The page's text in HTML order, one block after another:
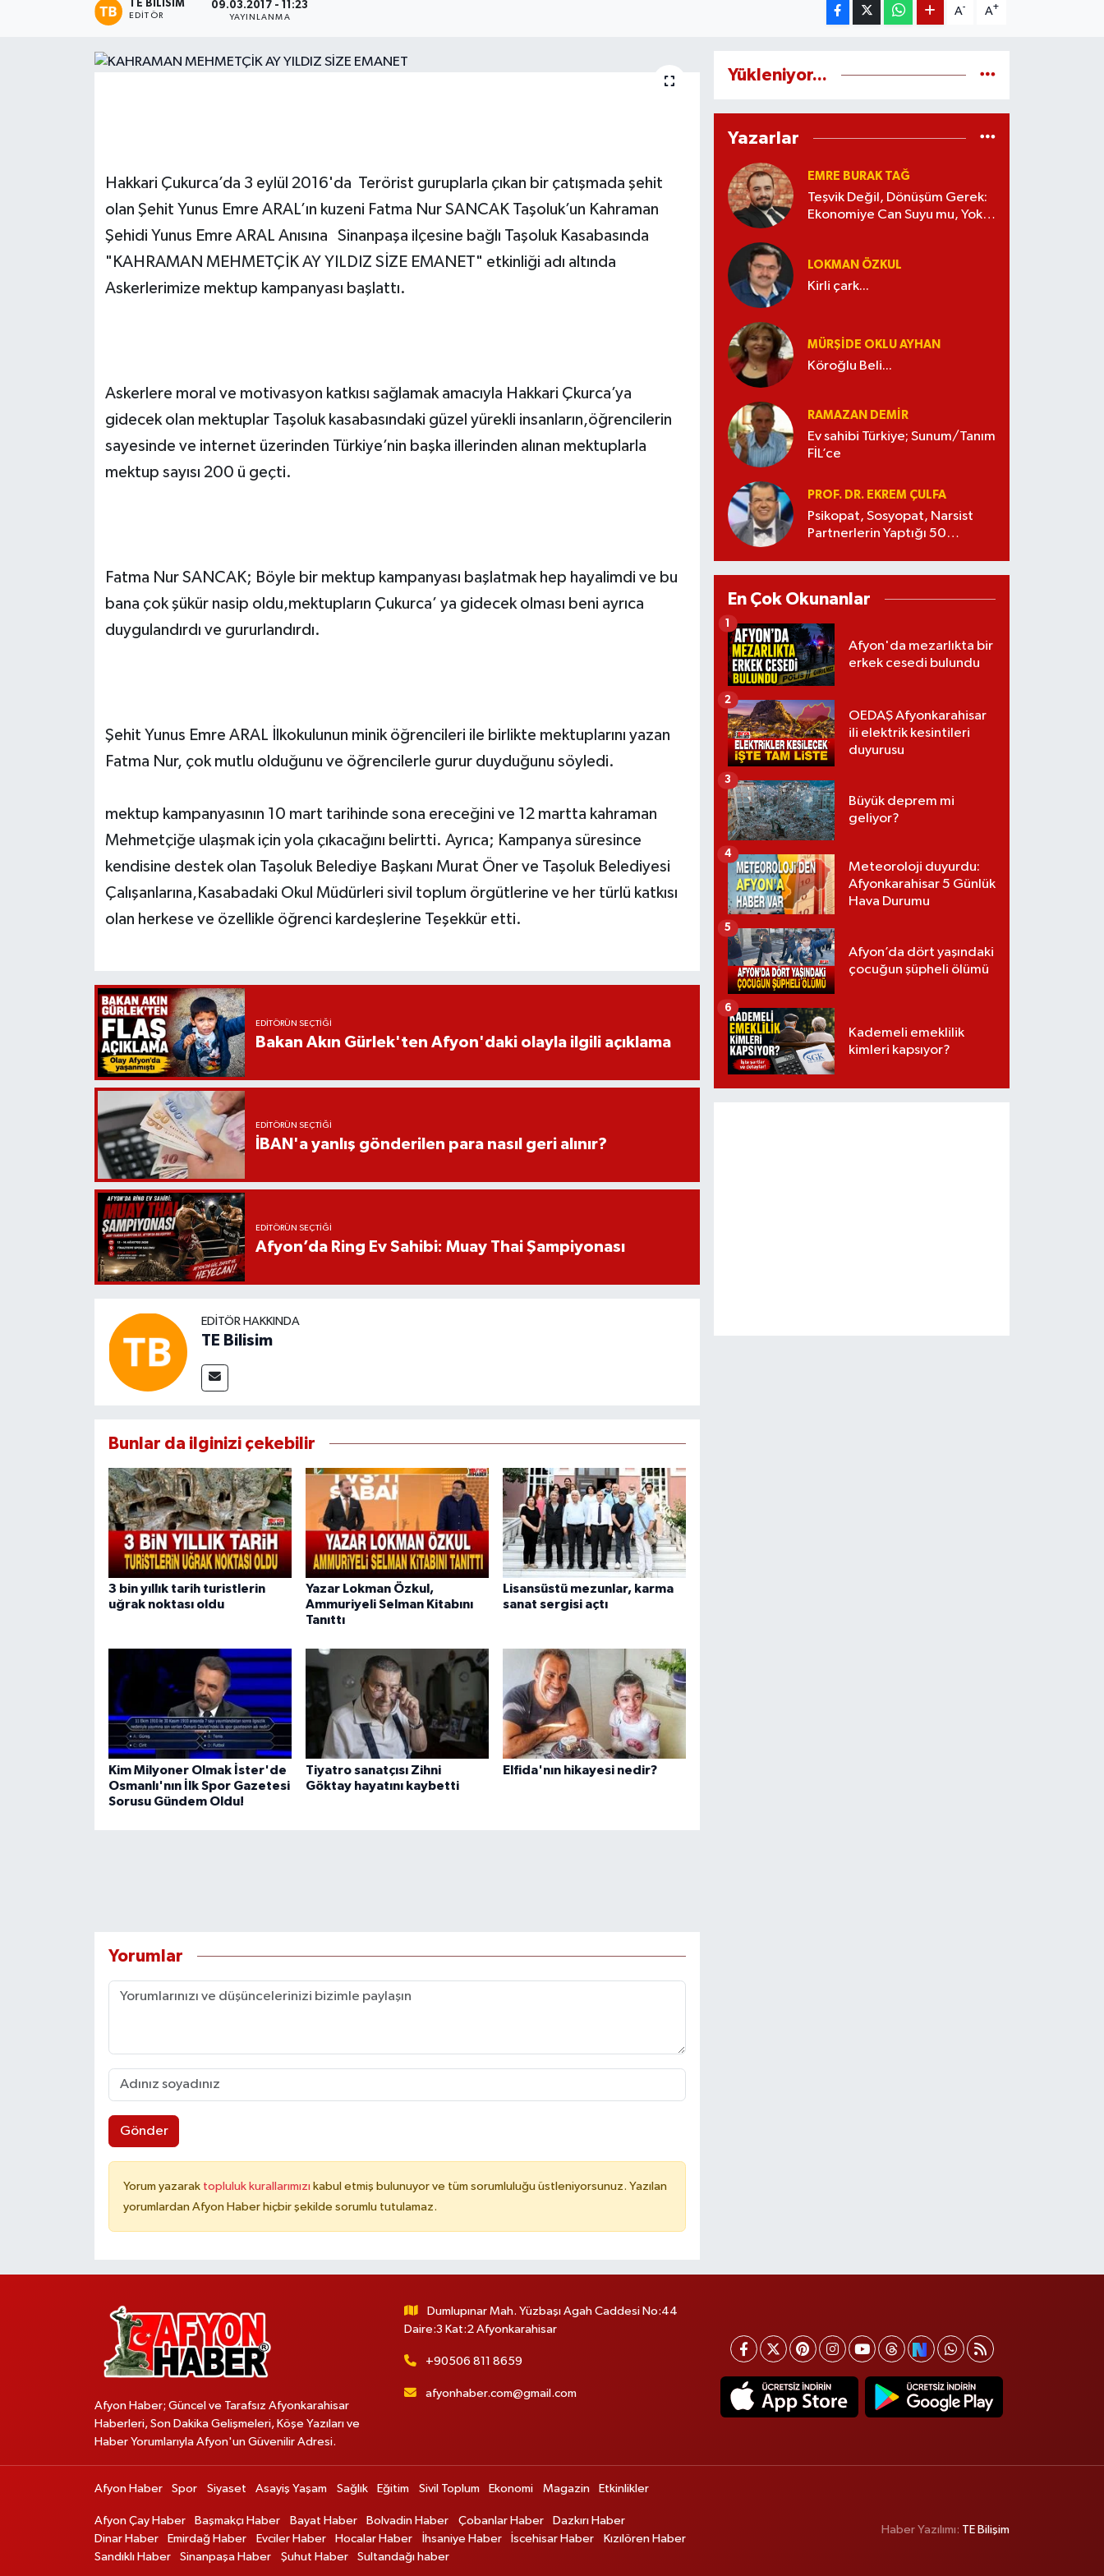
TE BILISIM
EDITÖR
09.03.2017 - 11:23
YAYINLANMA
A- A+
Hakkari Çukurca’da 3 eylül 2016'da Terörist guruplarla çıkan bir çatışmada şehit
olan Şehit Yunus Emre ARAL’ın kuzeni Fatma Nur SANCAK Taşoluk’un Kahraman
Şehidi Yunus Emre ARAL Anısına Sinanpaşa ilçesine bağlı Taşoluk Kasabasında
"KAHRAMAN MEHMETÇİK AY YILDIZ SİZE EMANET" etkinliği adı altında
Askerlerimize mektup kampanyası başlattı.
Askerlere moral ve motivasyon katkısı sağlamak amacıyla Hakkari Çkurca’ya
gidecek olan mektuplar Taşoluk kasabasındaki güzel yürekli insanların,öğrencilerin
sayesinde ve internet üzerinden Türkiye’nin başka illerinden alınan mektuplarla
mektup sayısı 200 ü geçti.
Fatma Nur SANCAK; Böyle bir mektup kampanyası başlatmak hep hayalimdi ve bu
bana çok şükür nasip oldu,mektupların Çukurca’ ya gidecek olması beni ayrıca
duygulandırdı ve gururlandırdı.
Şehit Yunus Emre ARAL İlkokulunun minik öğrencileri ile birlikte mektuplarını yazan
Fatma Nur, çok mutlu olduğunu ve öğrencilerle gurur duyduğunu söyledi.
mektup kampanyasının 10 mart tarihinde sona ereceğini ve 12 martta kahraman
Mehmetçiğe ulaşmak için yola çıkacağını belirtti. Ayrıca; Kampanya süresince
kendisine destek olan Taşoluk Belediye Başkanı Murat Öner ve Taşoluk Belediyesi
Çalışanlarına,Kasabadaki Okul Müdürleri sivil toplum örgütlerine ve her türlü katkısı
olan herkese ve özellikle öğrenci kardeşlerine Teşekkür etti.
EDITÖRÜN SEÇTIĞI
Bakan Akın Gürlek'ten Afyon'daki olayla ilgili açıklama
EDITÖRÜN SEÇTIĞI
İBAN'a yanlış gönderilen para nasıl geri alınır?
EDITÖRÜN SEÇTIĞI
Afyon’da Ring Ev Sahibi: Muay Thai Şampiyonası
EDITÖR HAKKINDA
TE Bilisim
Bunlar da ilginizi çekebilir
3 bin yıllık tarih turistlerin
uğrak noktası oldu
Yazar Lokman Özkul,
Ammuriyeli Selman Kitabını
Tanıttı
Lisansüstü mezunlar, karma
sanat sergisi açtı
Kim Milyoner Olmak İster'de
Osmanlı'nın İlk Spor Gazetesi
Sorusu Gündem Oldu!
Tiyatro sanatçısı Zihni
Göktay hayatını kaybetti
Elfida'nın hikayesi nedir?
Yorumlar
Gönder
Yorum yazarak topluluk kurallarımızı kabul etmiş bulunuyor ve tüm sorumluluğu üstleniyorsunuz. Yazılan
yorumlardan Afyon Haber hiçbir şekilde sorumlu tutulamaz.
Yükleniyor...
Yazarlar
EMRE BURAK TAĞ
Teşvik Değil, Dönüşüm Gerek:
Ekonomiye Can Suyu mu, Yoksa
LOKMAN ÖZKUL
Kirli çark...
MÜRŞIDE OKLU AYHAN
Köroğlu Beli...
RAMAZAN DEMİR
Ev sahibi Türkiye; Sunum/Tanım
FİL’ce
PROF. DR. EKREM ÇULFA
Psikopat, Sosyopat, Narsist
Partnerlerin Yaptığı 50
En Çok Okunanlar
Afyon'da mezarlıkta bir
erkek cesedi bulundu
1
OEDAŞ Afyonkarahisar
ili elektrik kesintileri
duyurusu
2
Büyük deprem mi
geliyor?
3
Meteoroloji duyurdu:
Afyonkarahisar 5 Günlük
Hava Durumu
4
Afyon’da dört yaşındaki
çocuğun şüpheli ölümü
5
Kademeli emeklilik
kimleri kapsıyor?
6
Afyon Haber; Güncel ve Tarafsız Afyonkarahisar
Haberleri, Son Dakika Gelişmeleri, Köşe Yazıları ve
Haber Yorumlarıyla Afyon'un Güvenilir Adresi.
Dumlupınar Mah. Yüzbaşı Agah Caddesi No:44
Daire:3 Kat:2 Afyonkarahisar
+90506 811 8659
afyonhaber.com@gmail.com
Afyon Haber Spor Siyaset Asayiş Yaşam Sağlık Eğitim Sivil Toplum Ekonomi Magazin Etkinlikler
Afyon Çay Haber Başmakçı Haber Bayat Haber Bolvadin Haber Çobanlar Haber
Dazkırı Haber
Dinar Haber
Emirdağ Haber Evciler Haber Hocalar Haber İhsaniye Haber İscehisar Haber
Kızılören Haber
Sandıklı Haber
Sinanpaşa Haber Şuhut Haber Sultandağı haber
Haber Yazılımı: TE Bilişim
Magazin